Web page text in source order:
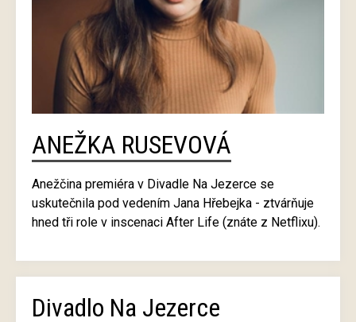
ANEŽKA RUSEVOVÁ
Anežčina premiéra v Divadle Na Jezerce se
uskutečnila pod vedením Jana Hřebejka - ztvárňuje
hned tři role v inscenaci After Life (znáte z Netflixu).
Divadlo Na Jezerce